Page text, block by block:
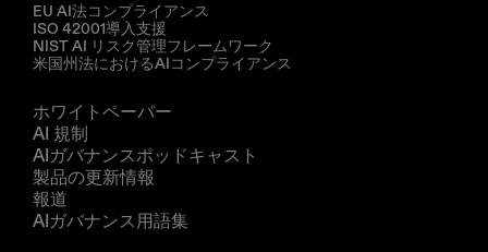
EU AI法コンプライアンス
ISO 42001導入支援
NIST AI リスク管理フレームワーク
米国州法におけるAIコンプライアンス
ホワイトペーパー
AI 規制
AIガバナンスポッドキャスト
製品の更新情報
報道
AIガバナンス用語集